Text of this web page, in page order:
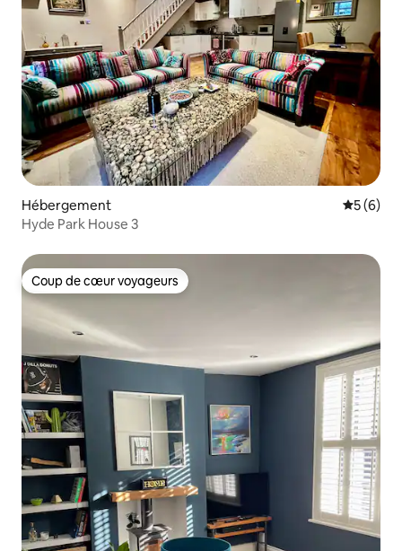
Hébergement
5 (6)
Hyde Park House 3
Coup de cœur voyageurs
Coup de cœur voyageurs